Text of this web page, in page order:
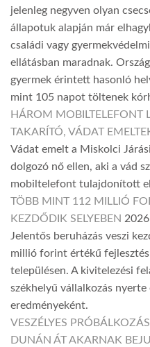
jelenleg negyven olyan
állapotuk alapján már
családi vagy
ellátásban maradnak.
gyermek érintett hasonló
mint 105 napot töltenek
HÁROM MOBILTELEFONT
TAKARÍTÓ, VÁDAT
Vádat emelt a Miskolci
dolgozó nő ellen, aki a vád
mobiltelefont tulajdonított
TÖBB MINT 112 MILLIÓ
KEZDŐDIK SELYEBEN
Jelentős beruházás veszi
millió forint értékű
településen. A kivitelezési
székhelyű vállalkozás nyerte
eredményeként.
VESZÉLYES
DUNÁN ÁT AKARNAK